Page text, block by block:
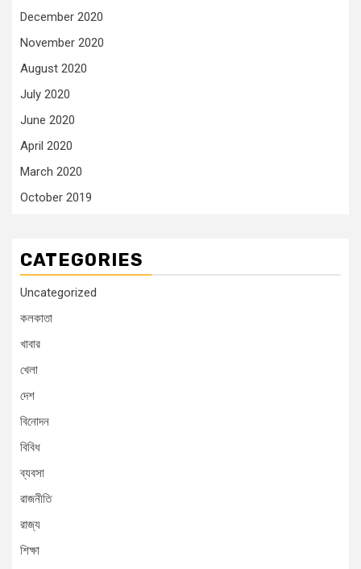
December 2020
November 2020
August 2020
July 2020
June 2020
April 2020
March 2020
October 2019
CATEGORIES
Uncategorized
কলকাতা
খাবার
খেলা
দেশ
বিনোদন
বিবিধ
ব্যবসা
রাজনীতি
রাজ্য
শিক্ষা